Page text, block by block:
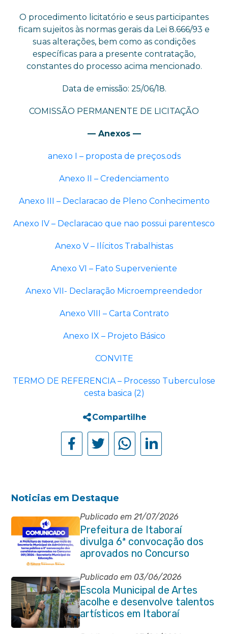
O procedimento licitatório e seus participantes
ficam sujeitos às normas gerais da Lei 8.666/93 e
suas alterações, bem como as condições
específicas para a presente contratação,
constantes do processo acima mencionado.
Data de emissão: 25/06/18.
COMISSÃO PERMANENTE DE LICITAÇÃO
— Anexos —
anexo I – proposta de preços.ods
Anexo II – Credenciamento
Anexo III – Declaracao de Pleno Conhecimento
Anexo IV – Declaracao que nao possui parentesco
Anexo V – Ilícitos Trabalhistas
Anexo VI – Fato Superveniente
Anexo VII- Declaração Microempreendedor
Anexo VIII – Carta Contrato
Anexo IX – Projeto Básico
CONVITE
TERMO DE REFERENCIA – Processo Tuberculose
cesta basica (2)
Compartilhe
Noticias em Destaque
Publicado em 21/07/2026
Prefeitura de Itaboraí
divulga 6ª convocação dos
aprovados no Concurso
Educação
Publicado em 03/06/2026
Escola Municipal de Artes
acolhe e desenvolve talentos
artísticos em Itaboraí